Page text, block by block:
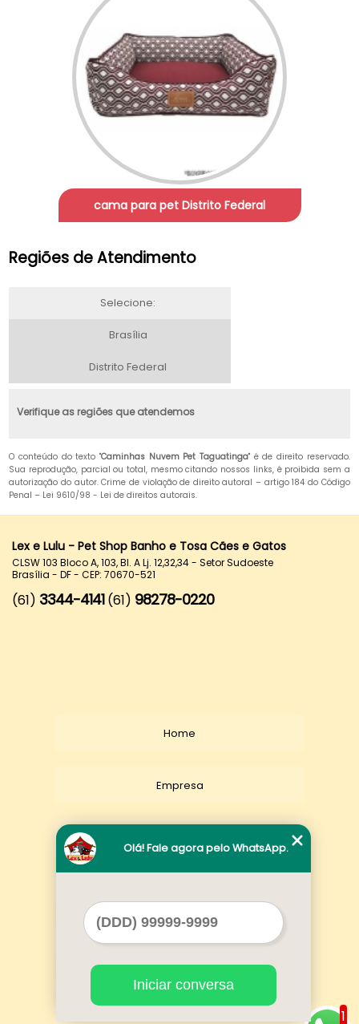
cama para pet Distrito Federal
Regiões de Atendimento
Selecione:
Brasília
Distrito Federal
Verifique as regiões que atendemos
O conteúdo do texto "Caminhas Nuvem Pet Taguatinga" é de direito reservado.
Sua reprodução, parcial ou total, mesmo citando nossos links, é proibida sem a
autorização do autor. Crime de violação de direito autoral – artigo 184 do Código
Penal – Lei 9610/98 - Lei de direitos autorais.
Lex e Lulu - Pet Shop Banho e Tosa Cães e Gatos
CLSW 103 Bloco A, 103, Bl. A Lj. 12,32,34 - Setor Sudoeste
Brasília - DF - CEP: 70670-521
(61) 3344-4141 (61) 98278-0220
Home
Empresa
Contato
Mapa do site
1
Olá! Fale agora pelo WhatsApp.
Iniciar conversa